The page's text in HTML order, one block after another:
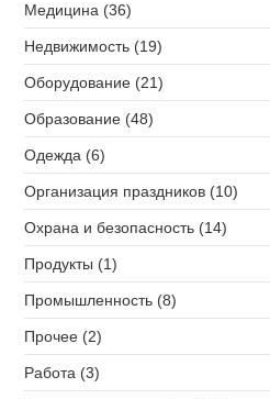
Медицина (36)
Недвижимость (19)
Оборудование (21)
Образование (48)
Одежда (6)
Организация праздников (10)
Охрана и безопасность (14)
Продукты (1)
Промышленность (8)
Прочее (2)
Работа (3)